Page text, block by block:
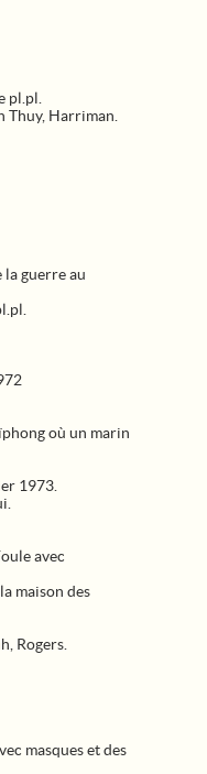
pl.pl.
Thuy, Harriman.
guerre au
où un marin
1973.
avec
maison des
Rogers.
masques et des